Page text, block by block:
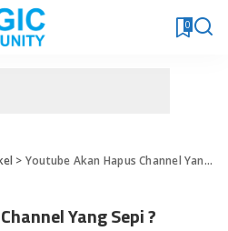
0
> Youtube Akan Hapus Channel Yang Sepi ?
Yang Sepi ?